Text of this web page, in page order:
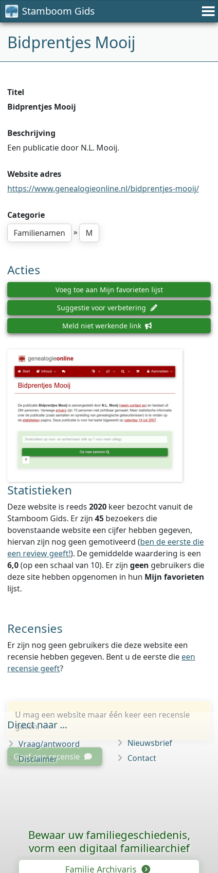
Stamboom Gids
Bidprentjes Mooij
Titel
Bidprentjes Mooij
Beschrijving
Een publicatie door N.L. Mooij.
Website adres
https://www.genealogieonline.nl/bidprentjes-mooij/
Categorie
Familienamen
» M
Acties
Voeg toe aan Mijn favorieten lijst
Suggestie voor verbetering
Meld niet werkende link
Statistieken
Deze website is reeds 2020 keer bezocht vanuit de
Stamboom Gids. Er zijn 45 bezoekers die
bovenstaande website een cijfer hebben gegeven,
hiervan zijn nog geen gemotiveerd (ben de eerste die
een review geeft!). De gemiddelde waardering is een
6,0(op een schaal van 10). Er zijn geen gebruikers die
deze site hebben opgenomen in hun Mijn favorieten
lijst.
Recensies
Er zijn nog geen gebruikers die deze website een
recensie hebben gegeven. Bent u de eerste die een
recensie geeft?
U mag een website maar één keer een recensie
geven.
Geef een recensie
Direct naar ...
Vraag/antwoord
Disclaimer
Nieuwsbrief
Contact
Bewaar uw familie­geschiedenis,
vorm een digitaal familiearchief
Familie Archivaris